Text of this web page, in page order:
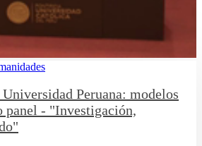
Peruana: modelos
panel - "Investigación,